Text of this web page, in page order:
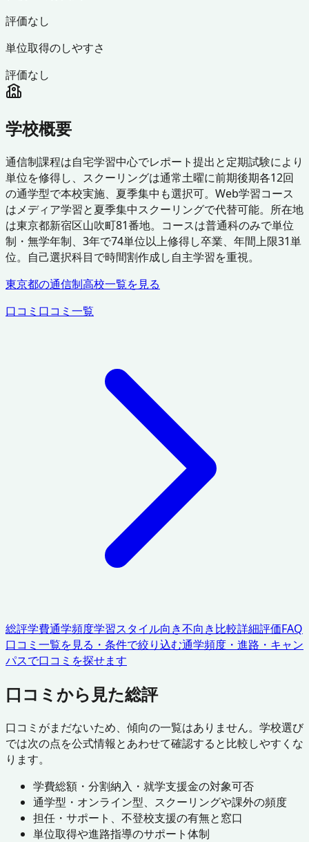
評価なし
単位取得のしやすさ
評価なし
学校概要
通信制課程は自宅学習中心でレポート提出と定期試験により
単位を修得し、スクーリングは通常土曜に前期後期各12回
の通学型で本校実施、夏季集中も選択可。Web学習コース
はメディア学習と夏季集中スクーリングで代替可能。所在地
は東京都新宿区山吹町81番地。コースは普通科のみで単位
制・無学年制、3年で74単位以上修得し卒業、年間上限31単
位。自己選択科目で時間割作成し自主学習を重視。
東京都の通信制高校一覧を見る
口コミ 口コミ一覧
総評学費通学頻度学習スタイル向き不向き比較詳細評価FAQ
口コミ一覧を見る・条件で絞り込む通学頻度・進路・キャン
パスで口コミを探せます
口コミから見た総評
口コミがまだないため、傾向の一覧はありません。学校選び
では次の点を公式情報とあわせて確認すると比較しやすくな
ります。
学費総額・分割納入・就学支援金の対象可否
通学型・オンライン型、スクーリングや課外の頻度
担任・サポート、不登校支援の有無と窓口
単位取得や進路指導のサポート体制